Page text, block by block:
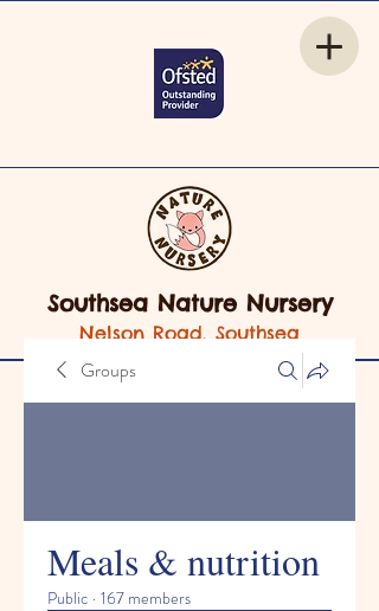
Southsea Nature Nursery
Nelson Road, Southsea
Groups
Meals & nutrition
Public · 167 members